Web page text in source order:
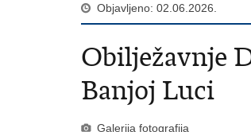
Objavljeno: 02.06.2026.
Obilježavnje
Banjoj Luci
Galerija fotografija